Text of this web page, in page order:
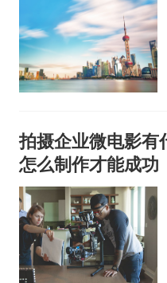
拍摄企业微电影有
怎么制作才能成功